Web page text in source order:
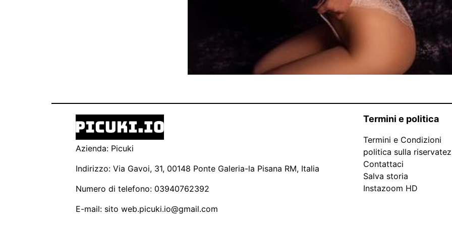
Azienda: Picuki
Indirizzo: Via Gavoi, 31, 00148 Ponte Galeria-la Pisana RM, Italia
Numero di telefono: 03940762392
E-mail: sito web.picuki.io@gmail.com
Termini e politica
Termini e Condizioni
politica sulla
Contattaci
Salva storia
Instazoom HD